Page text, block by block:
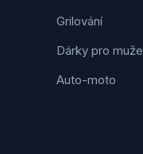
Grilování
Dárky pro muže
Auto-moto